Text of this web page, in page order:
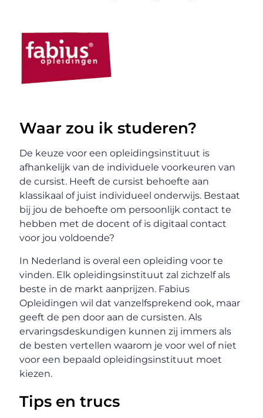
Waar zou ik studeren?
De keuze voor een opleidingsinstituut is
afhankelijk van de individuele voorkeuren van
de cursist. Heeft de cursist behoefte aan
klassikaal of juist individueel onderwijs. Bestaat
bij jou de behoefte om persoonlijk contact te
hebben met de docent of is digitaal contact
voor jou voldoende?
In Nederland is overal een opleiding voor te
vinden. Elk opleidingsinstituut zal zichzelf als
beste in de markt aanprijzen. Fabius
Opleidingen wil dat vanzelfsprekend ook, maar
geeft de pen door aan de cursisten. Als
ervaringsdeskundigen kunnen zij immers als
de besten vertellen waarom je voor wel of niet
voor een bepaald opleidingsinstituut moet
kiezen.
Tips en trucs